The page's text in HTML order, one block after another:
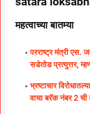
महत्वाच्या बातम्या
परराष्ट्र मंत्री एस.
सडेतोड प्रत्युत्तर,
भ्रष्टाचार
वाचा बरॅक नंबर 2 ची